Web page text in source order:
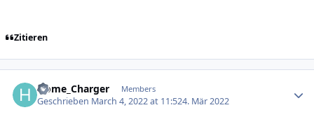
Zitieren
Home_Charger Members
Geschrieben March 4, 2022 at 11:524. Mär 2022